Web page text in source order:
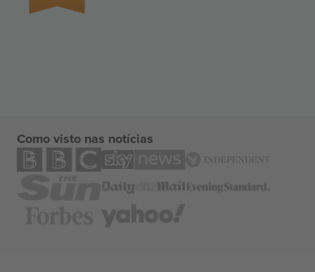
Como visto nas notícias